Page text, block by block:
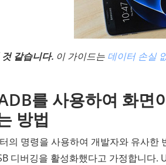
같습니다. 이 가이드는 데이터 손실
를 사용하여 화
방법
의 명령을 사용하여 개발자와 유사
디버깅을 활성화했다고 가정합니다.